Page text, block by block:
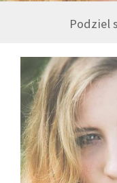
Podziel